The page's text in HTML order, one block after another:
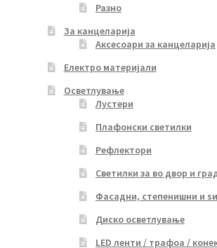
Разно
За канцеларија
Аксесоари за канцеларија
Електро материјали
Осветлување
Лустери
Плафонски светилки
Рефлектори
Светилки за во двор и
Фасадни, степенишни и
Диско осветлување
LED ленти / трафоа /